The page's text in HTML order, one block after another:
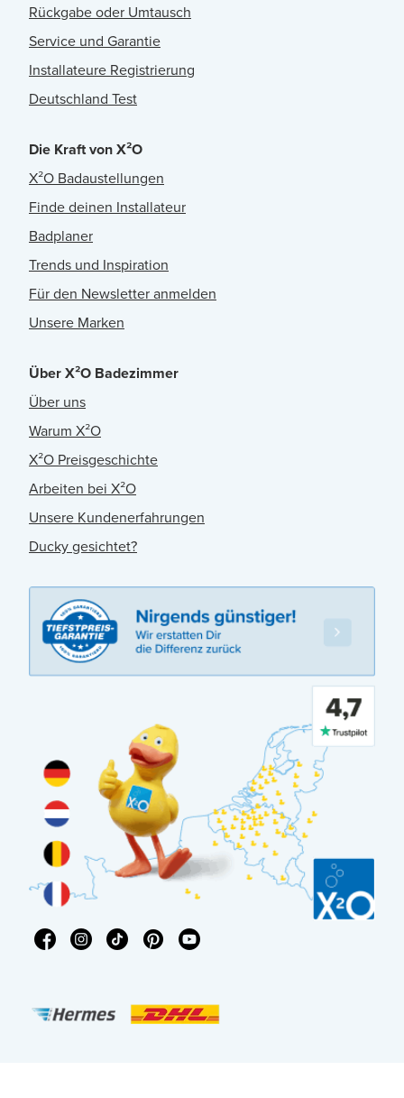
Rückgabe oder Umtausch
Service und Garantie
Installateure Registrierung
Deutschland Test
Die Kraft von X²O
X²O Badaustellungen
Finde deinen Installateur
Badplaner
Trends und Inspiration
Für den Newsletter anmelden
Unsere Marken
Über X²O Badezimmer
Über uns
Warum X²O
X²O Preisgeschichte
Arbeiten bei X²O
Unsere Kundenerfahrungen
Ducky gesichtet?